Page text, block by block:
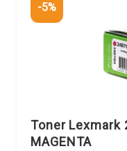
-5%
Toner Lexmark
MAGENTA